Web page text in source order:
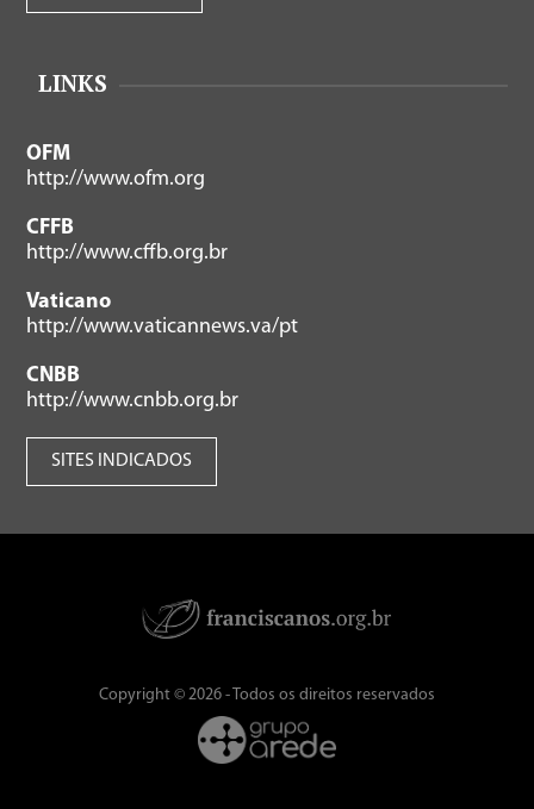
LINKS
OFM
http://www.ofm.org
CFFB
http://www.cffb.org.br
Vaticano
http://www.vaticannews.va/pt
CNBB
http://www.cnbb.org.br
SITES INDICADOS
Copyright © 2026 - Todos os direitos reservados